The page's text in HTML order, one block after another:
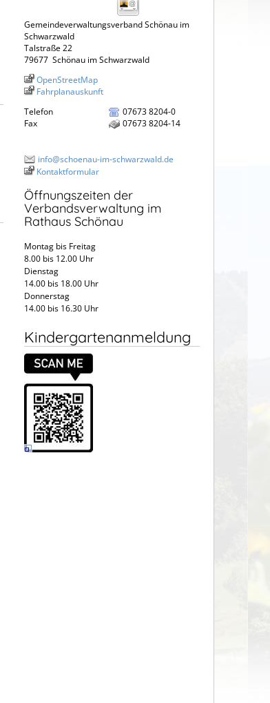
Gemeindeverwaltungsverband Schönau im
Schwarzwald
Talstraße 22
79677 Schönau im Schwarzwald
OpenStreetMap
Fahrplanauskunft
Telefon
07673 8204-0
Fax
07673 8204-14
info@schoenau-im-schwarzwald.de
Kontaktformular
Öffnungszeiten der
Verbandsverwaltung im
Rathaus Schönau
Montag bis Freitag
8.00 bis 12.00 Uhr
Dienstag
14.00 bis 18.00 Uhr
Donnerstag
14.00 bis 16.30 Uhr
Kindergartenanmeldung